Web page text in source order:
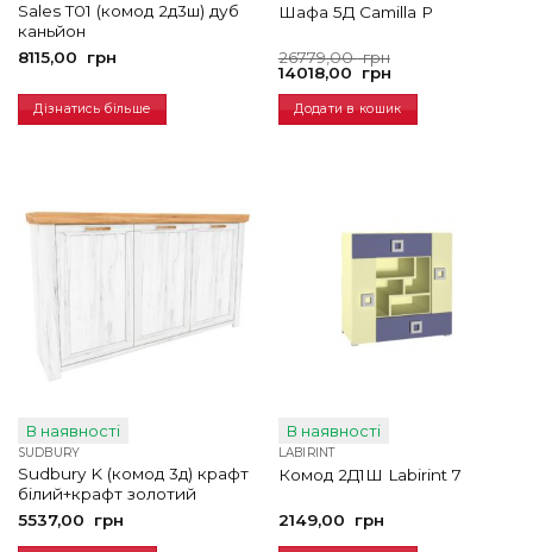
Sales T01 (комод 2д3ш) дуб
каньйон
8115,00
грн
Дізнатись більше
Шафа 5Д Camilla P
26779,00грн
Оригінальна
ціна:
26779,00
грн.
14018,00 грн
Поточна
ціна:
14018,00
грн.
Додати в кошик
В наявності
SUDBURY
Sudbury K (комод 3д) крафт
білий+крафт золотий
5537,00
грн
В наявності
LABIRINT
Комод 2Д1Ш Labirint 7
2149,00 грн